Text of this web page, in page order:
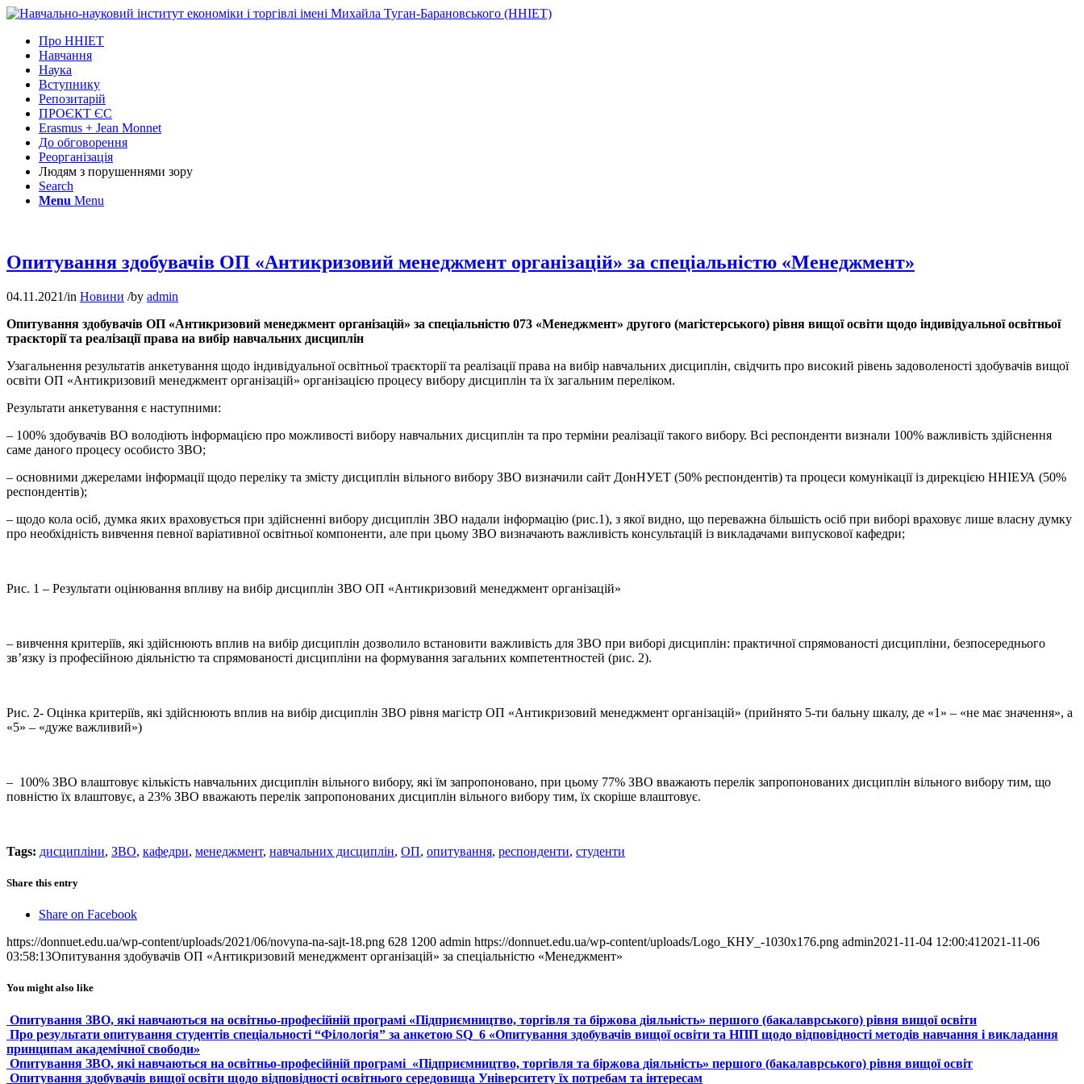
Про ННІЕТ
Навчання
Наука
Вступнику
Репозитарій
ПРОЄКТ ЄС
Erasmus + Jean Monnet
До обговорення
Реорганізація
Людям з порушеннями зору
Search
Menu Menu
Опитування здобувачів ОП «Антикризовий менеджмент організацій» за спеціальністю «Менеджмент»
04.11.2021/in Новини /by admin
Опитування здобувачів ОП «Антикризовий менеджмент організацій» за спеціальністю 073 «Менеджмент» другого (магістерського) рівня вищої освіти щодо індивідуальної освітньої
траєкторії та реалізації права на вибір навчальних дисциплін
Узагальнення результатів анкетування щодо індивідуальної освітньої траєкторії та реалізації права на вибір навчальних дисциплін, свідчить про високий рівень задоволеності здобувачів вищої
освіти ОП «Антикризовий менеджмент організацій» організацією процесу вибору дисциплін та їх загальним переліком.
Результати анкетування є наступними:
– 100% здобувачів ВО володіють інформацією про можливості вибору навчальних дисциплін та про терміни реалізації такого вибору. Всі респонденти визнали 100% важливість здійснення
саме даного процесу особисто ЗВО;
– основними джерелами інформації щодо переліку та змісту дисциплін вільного вибору ЗВО визначили сайт ДонНУЕТ (50% респондентів) та процеси комунікації із дирекцією ННІЕУА (50%
респондентів);
– щодо кола осіб, думка яких враховується при здійсненні вибору дисциплін ЗВО надали інформацію (рис.1), з якої видно, що переважна більшість осіб при виборі враховує лише власну думку
про необхідність вивчення певної варіативної освітньої компоненти, але при цьому ЗВО визначають важливість консультацій із викладачами випускової кафедри;
Рис. 1 – Результати оцінювання впливу на вибір дисциплін ЗВО ОП «Антикризовий менеджмент організацій»
– вивчення критеріїв, які здійснюють вплив на вибір дисциплін дозволило встановити важливість для ЗВО при виборі дисциплін: практичної спрямованості дисципліни, безпосереднього
зв’язку із професійною діяльністю та спрямованості дисципліни на формування загальних компетентностей (рис. 2).
Рис. 2- Оцінка критеріїв, які здійснюють вплив на вибір дисциплін ЗВО рівня магістр ОП «Антикризовий менеджмент організацій» (прийнято 5-ти бальну шкалу, де «1» – «не має значення», а
«5» – «дуже важливий»)
– 100% ЗВО влаштовує кількість навчальних дисциплін вільного вибору, які їм запропоновано, при цьому 77% ЗВО вважають перелік запропонованих дисциплін вільного вибору тим, що
повністю їх влаштовує, а 23% ЗВО вважають перелік запропонованих дисциплін вільного вибору тим, їх скоріше влаштовує.
Tags: дисципліни, ЗВО, кафедри, менеджмент, навчальних дисциплін, ОП, опитування, респонденти, студенти
Share this entry
Share on Facebook
https://donnuet.edu.ua/wp-content/uploads/2021/06/novyna-na-sajt-18.png 628 1200 admin https://donnuet.edu.ua/wp-content/uploads/Logo_КНУ_-1030x176.png admin2021-11-04 12:00:41 2021-11-06
03:58:13Опитування здобувачів ОП «Антикризовий менеджмент організацій» за спеціальністю «Менеджмент»
You might also like
Опитування ЗВО, які навчаються на освітньо-професійній програмі «Підприємництво, торгівля та біржова діяльність» першого (бакалаврського) рівня вищої освіти
Про результати опитування студентів спеціальності “Філологія” за анкетою SQ_6 «Опитування здобувачів вищої освіти та НПП щодо відповідності методів навчання і викладання
принципам академічної свободи»
Опитування ЗВО, які навчаються на освітньо-професійній програмі «Підприємництво, торгівля та біржова діяльність» першого (бакалаврського) рівня вищої освіт
Опитування здобувачів вищої освіти щодо відповідності освітнього середовища Університету їх потребам та інтересам